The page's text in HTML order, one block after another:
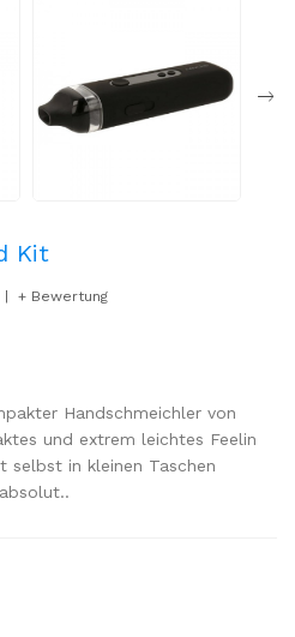
Kit
+ Bewertung
Handschmeichler von
und extrem leichtes Feelin
in kleinen Taschen